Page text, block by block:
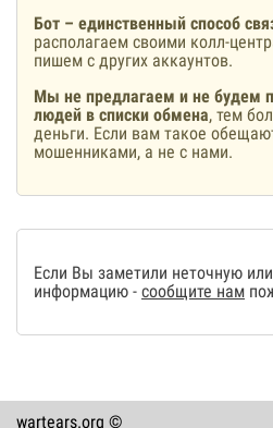
Бот – единственный способ
располагаем своими колл-
пишем с других аккаунтов.
Мы не предлагаем и не будем
людей в списки обмена, тем
деньги. Если вам такое
мошенниками, а не с нами.
Если Вы заметили неточную
информацию - сообщите нам
wartears.org ©